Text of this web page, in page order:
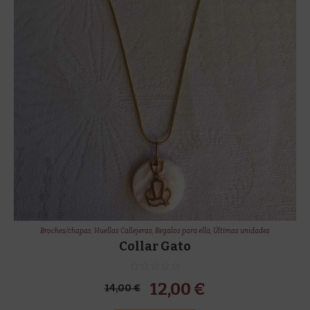
Broches/chapas, Huellas Callejeras, Regalos para ella, Últimas unidades
Collar Gato
14,00€
El
12,00 €